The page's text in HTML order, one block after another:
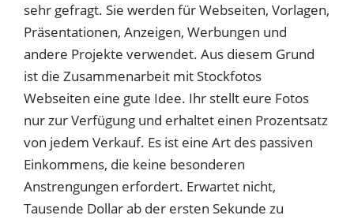
sehr gefragt. Sie werden für Webseiten, Vorlagen,
Präsentationen, Anzeigen, Werbungen und
andere Projekte verwendet. Aus diesem Grund
ist die Zusammenarbeit mit Stockfotos
Webseiten eine gute Idee. Ihr stellt eure Fotos
nur zur Verfügung und erhaltet einen Prozentsatz
von jedem Verkauf. Es ist eine Art des passiven
Einkommens, die keine besonderen
Anstrengungen erfordert. Erwartet nicht,
Tausende Dollar ab der ersten Sekunde zu